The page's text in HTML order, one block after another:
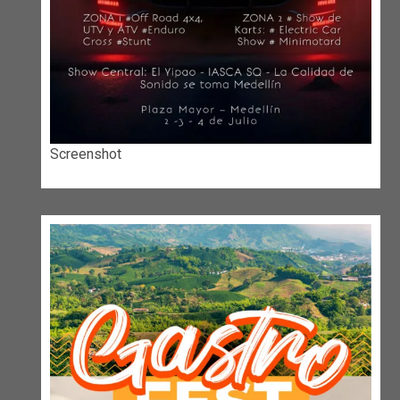
Screenshot